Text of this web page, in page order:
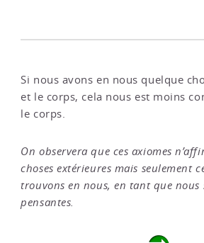
Si nous avons en nous quelque
et le corps, cela nous est moins
le corps.
On observera que ces axiomes
choses extérieures mais seulement
trouvons en nous, en tant que nous
pensantes.